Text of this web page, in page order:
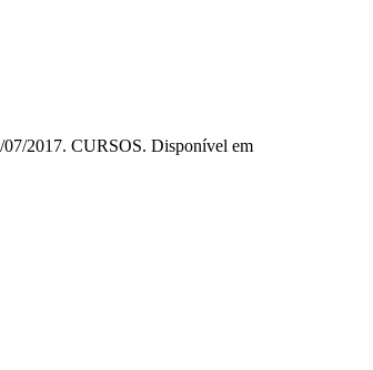
2017. CURSOS. Disponível em